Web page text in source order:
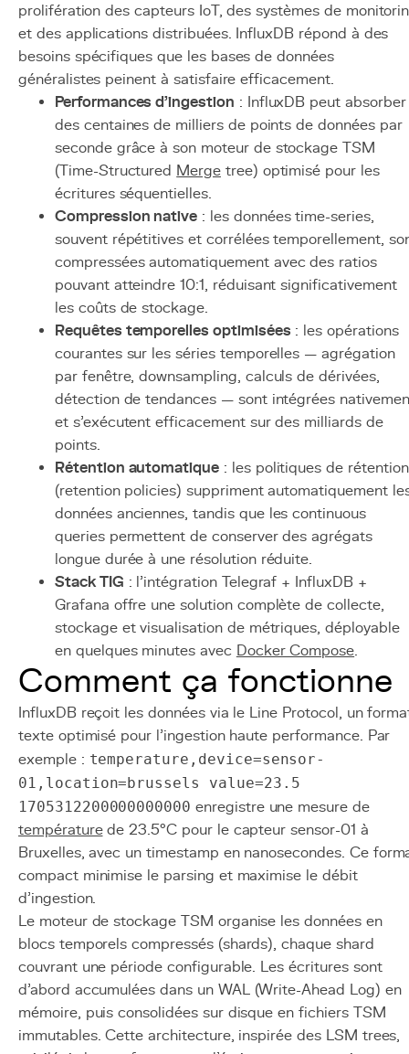
prolifération des capteurs IoT, des systèmes de
et des applications distribuées. InfluxDB répond à des
besoins spécifiques que les bases de données
généralistes peinent à satisfaire efficacement.
Performances d'ingestion : InfluxDB peut absorber
des centaines de milliers de points de données par
seconde grâce à son moteur de stockage TSM
(Time-Structured Mergetree) optimisé pour les
écritures séquentielles.
Compression native : les données time-series,
souvent répétitives et corrélées temporellement,
compressées automatiquement avec des ratios
pouvant atteindre 10:1, réduisant significativement
les coûts de stockage.
Requêtes temporelles optimisées : les opérations
courantes sur les séries temporelles — agrégation
par fenêtre, downsampling, calculs de dérivées,
détection de tendances — sont intégrées
et s'exécutent efficacement sur des milliards de
points.
Rétention automatique : les politiques de rétention
(retention policies) suppriment automatiquement
données anciennes, tandis que les continuous
queries permettent de conserver des agrégats
longue durée à une résolution réduite.
Stack TIG : l'intégration Telegraf + InfluxDB +
Grafana offre une solution complète de collecte,
stockage et visualisation de métriques, déployable
en quelques minutes avec Docker Compose.
Comment ça fonctionne
InfluxDB reçoit les données via le Line Protocol, un
texte optimisé pour l'ingestion haute performance. Par
exemple : temperature,device=sensor-
01,location=brussels value=23.5
1705312200000000000 enregistre une mesure de
températurede 23.5°C pour le capteur sensor-01 à
Bruxelles, avec un timestamp en nanosecondes. Ce
compact minimise le parsing et maximise le débit
d'ingestion.
Le moteur de stockage TSM organise les données en
blocs temporels compressés (shards), chaque shard
couvrant une période configurable. Les écritures sont
d'abord accumulées dans un WAL (Write-Ahead Log) en
mémoire, puis consolidées sur disque en fichiers TSM
immutables. Cette architecture, inspirée des LSM trees,